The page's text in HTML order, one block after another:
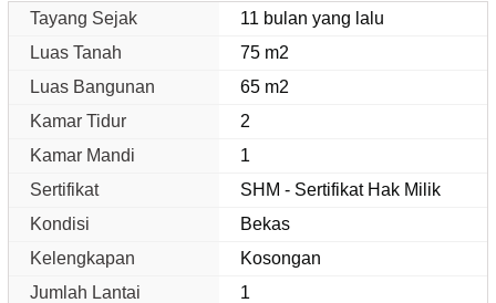
Tayang Sejak
11 bulan yang lalu
Luas Tanah
75 m2
Luas Bangunan
65 m2
Kamar Tidur
2
Kamar Mandi
1
Sertifikat
SHM - Sertifikat Hak Milik
Kondisi
Bekas
Kelengkapan
Kosongan
Jumlah Lantai
1